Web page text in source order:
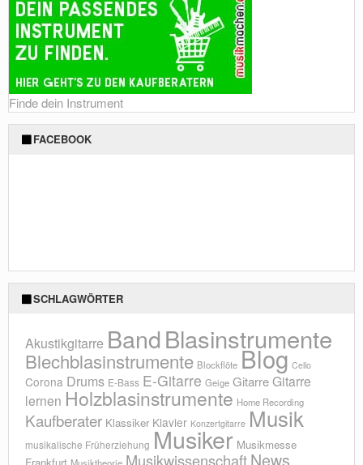
Finde dein Instrument
FACEBOOK
SCHLAGWÖRTER
Akustikgitarre BandBlasinstrumente
Blechblasinstrumente Blockflöte Blog Cello
Corona Drums E-Bass E-Gitarre Geige GitarreGitarre
lernen Holzblasinstrumente Home Recording
Kaufberater Klassiker Klavier Konzertgitarre Musik
musikalische Früherziehung Musiker Musikmesse
Frankfurt Musiktheorie MusikwissenschaftNews